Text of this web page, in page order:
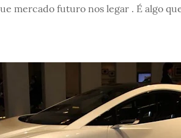
mercado futuro nos legar . É algo